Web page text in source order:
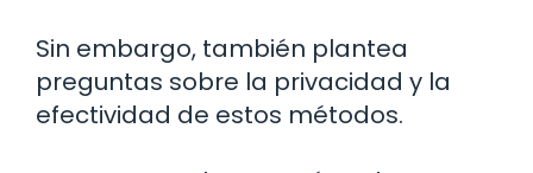
Sin embargo, también plantea
preguntas sobre la privacidad y la
efectividad de estos métodos.